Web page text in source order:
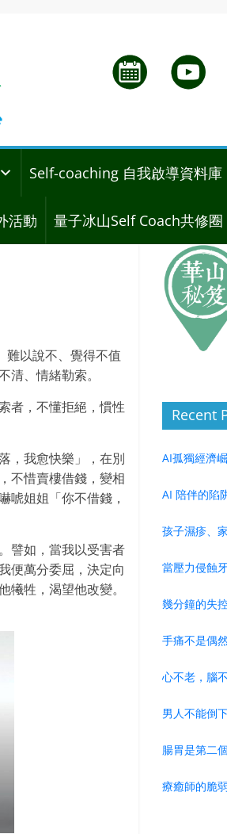
Self-coaching 自我啟導資料庫
活動 量子冰山Self Coach共修圈
難以說不、覺得不值
清、情緒勒索。
者，不懂拒絕，慣性
，我愈快樂」，在別
不惜賣樓借錢，變相
唬姐姐「你不借錢，
譬如，當我以受害者
便萬分委屈，決定向
犧牲，渴望他改變。
Recent
AI孤獨經濟
AI 陪伴的陷
孩子濕疹、
幾分鐘的失
手痛不是偶
男人不能倒
腸胃是第二
療癒師的脆